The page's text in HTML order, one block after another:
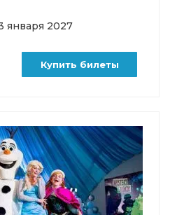
января 2027
Купить билеты